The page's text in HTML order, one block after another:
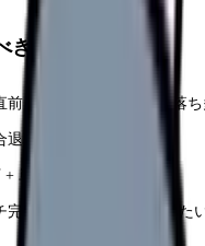
きパターン
前 (勤続 1 年未満は審査落
職 (給付金停止)
単身世帯
完全ゼロ + 何となく辞めた